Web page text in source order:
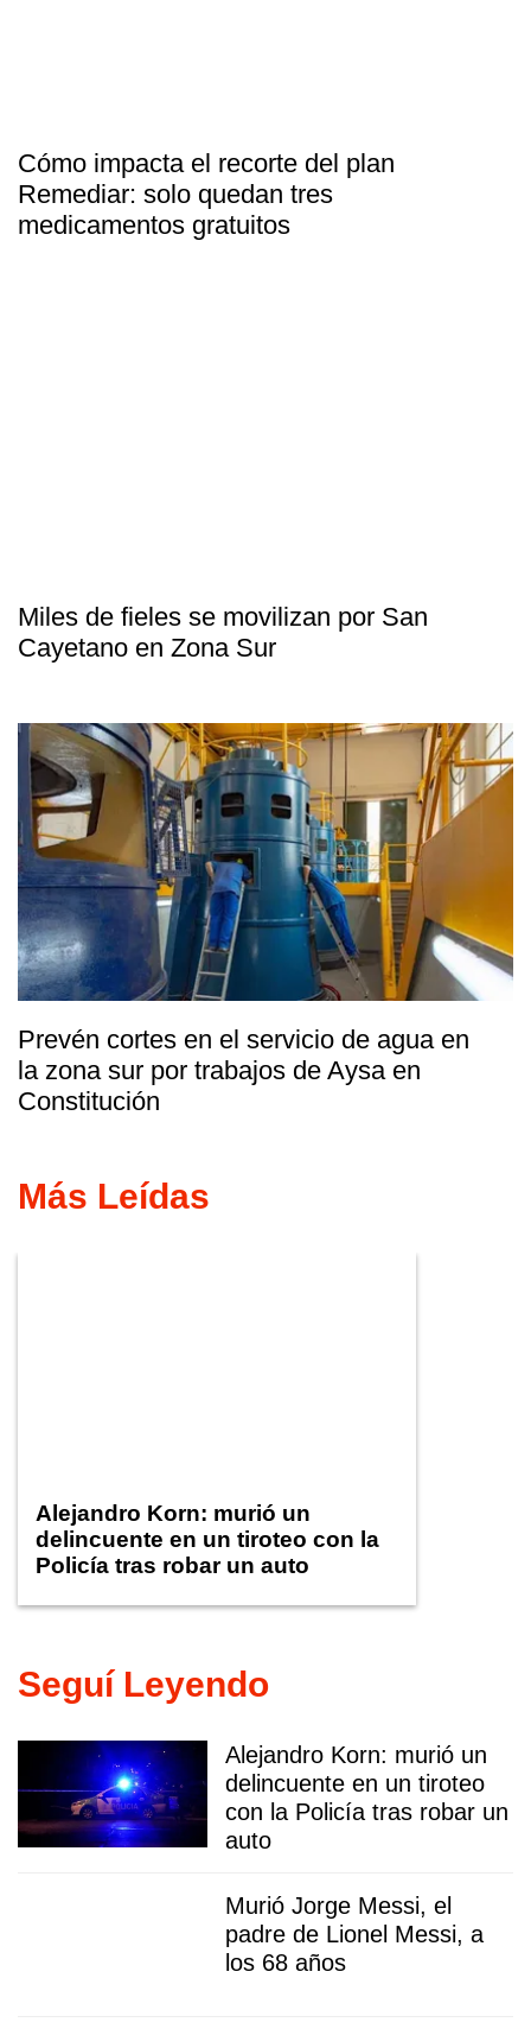
Cómo impacta el recorte del plan
Remediar: solo quedan tres
medicamentos gratuitos
Miles de fieles se movilizan por San
Cayetano en Zona Sur
Prevén cortes en el servicio de agua en
la zona sur por trabajos de Aysa en
Constitución
Más Leídas
Alejandro Korn: murió un
delincuente en un tiroteo con la
Policía tras robar un auto
Seguí Leyendo
Alejandro Korn: murió un
delincuente en un tiroteo
con la Policía tras robar un
auto
Murió Jorge Messi, el
padre de Lionel Messi, a
los 68 años